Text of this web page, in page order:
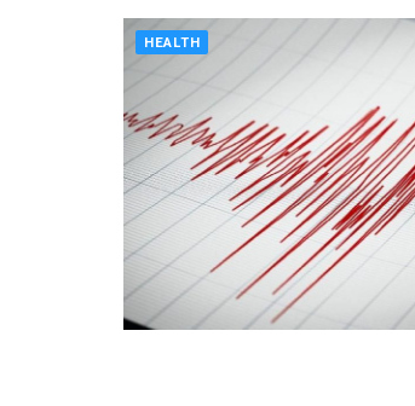
HEALTH